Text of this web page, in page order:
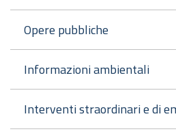
Opere pubbliche
Informazioni ambientali
Interventi straordinari e di